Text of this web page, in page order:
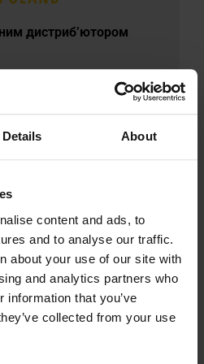
Details About
content and ads, to
and to analyse our traffic.
about your use of our site with
and analytics partners who
information that you’ve
collected from your use
дистриб’ютором
виробників оснащення
спеціалізується на
спорядження,
ліхтарики,
виробництвом одних із
кийків, які
структурами
Компанія має
і численні патенти, що
рівень та